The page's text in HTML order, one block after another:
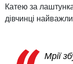
Катею за
дівчинці
Мрії